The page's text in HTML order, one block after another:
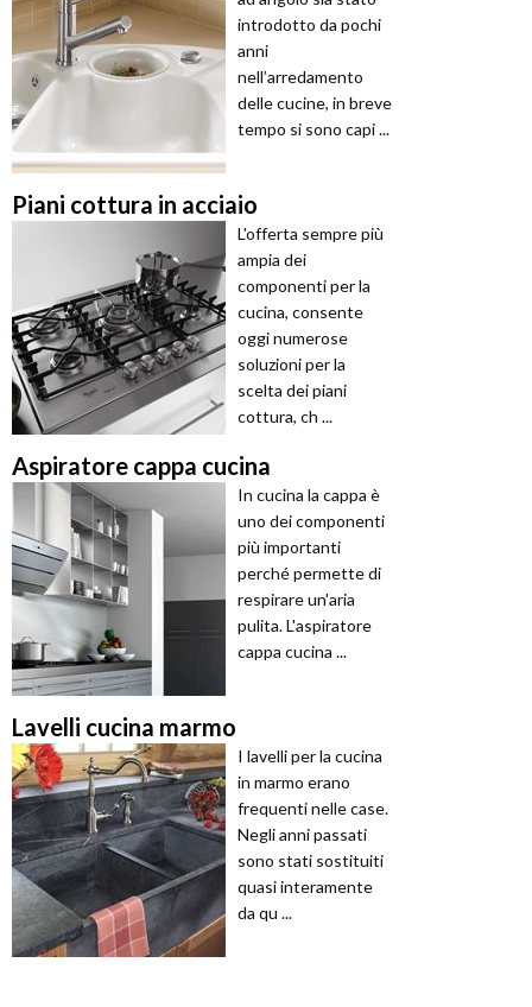
introdotto da pochi
anni
nell’arredamento
delle cucine, in breve
tempo si sono capi ...
Piani cottura in acciaio
L'offerta sempre più
ampia dei
componenti per la
cucina, consente
oggi numerose
soluzioni per la
scelta dei piani
cottura, ch ...
Aspiratore cappa cucina
In cucina la cappa è
uno dei componenti
più importanti
perché permette di
respirare un'aria
pulita. L'aspiratore
cappa cucina ...
Lavelli cucina marmo
I lavelli per la cucina
in marmo erano
frequenti nelle case.
Negli anni passati
sono stati sostituiti
quasi interamente
da qu ...